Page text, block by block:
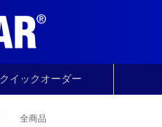
クイックオーダー
全商品